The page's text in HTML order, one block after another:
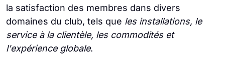
la satisfaction des membres dans divers
domaines du club, tels que les installations, le
service à la clientèle, les commodités et
l'expérience globale.